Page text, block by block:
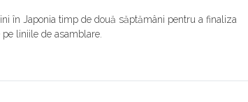
în Japonia timp de două săptămâni pentru a finaliza
liniile de asamblare.